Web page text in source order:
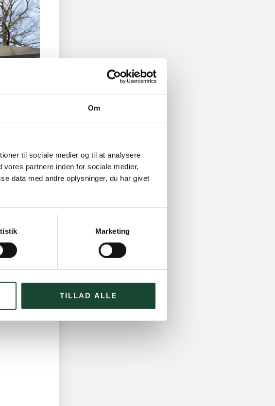
Om
til sociale medier og til at analysere
partnere inden for sociale medier,
data med andre oplysninger, du har givet
Marketing
TILLAD ALLE
for